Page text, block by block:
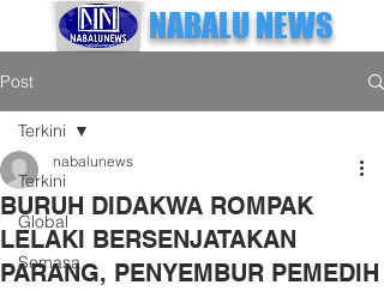
NABALU NEWS
Post
Terkini
Global
Semasa
Terkini
BURUH DIDAKWA ROMPAK
LELAKI BERSENJATAKAN
PARANG, PENYEMBUR PEMEDIH
nabalunews